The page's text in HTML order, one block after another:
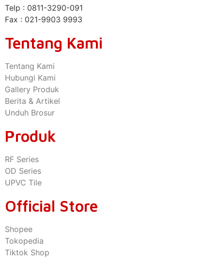
Telp : 0811-3290-091
Fax : 021-9903 9993
Tentang Kami
Tentang Kami
Hubungi Kami
Gallery Produk
Berita & Artikel
Unduh Brosur
Produk
RF Series
OD Series
UPVC Tile
Official Store
Shopee
Tokopedia
Tiktok Shop